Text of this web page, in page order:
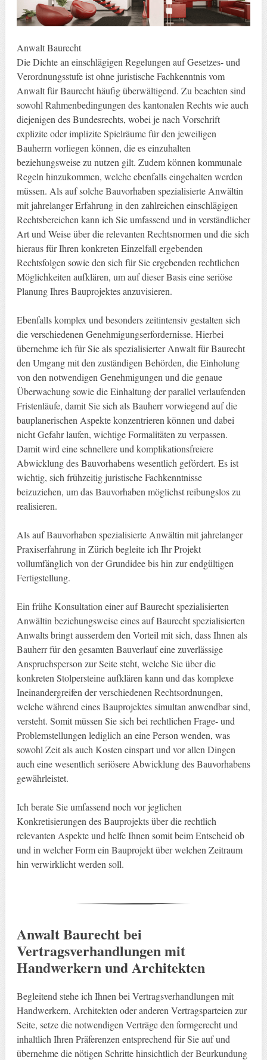
Anwalt Baurecht
Die Dichte an einschlägigen Regelungen auf Gesetzes- und
Verordnungsstufe ist ohne juristische Fachkenntnis vom
Anwalt für Baurecht häufig überwältigend. Zu beachten sind
sowohl Rahmenbedingungen des kantonalen Rechts wie auch
diejenigen des Bundesrechts, wobei je nach Vorschrift
explizite oder implizite Spielräume für den jeweiligen
Bauherrn vorliegen können, die es einzuhalten
beziehungsweise zu nutzen gilt. Zudem können kommunale
Regeln hinzukommen, welche ebenfalls eingehalten werden
müssen. Als auf solche Bauvorhaben spezialisierte Anwältin
mit jahrelanger Erfahrung in den zahlreichen einschlägigen
Rechtsbereichen kann ich Sie umfassend und in verständlicher
Art und Weise über die relevanten Rechtsnormen und die sich
hieraus für Ihren konkreten Einzelfall ergebenden
Rechtsfolgen sowie den sich für Sie ergebenden rechtlichen
Möglichkeiten aufklären, um auf dieser Basis eine seriöse
Planung Ihres Bauprojektes anzuvisieren.
Ebenfalls komplex und besonders zeitintensiv gestalten sich
die verschiedenen Genehmigungserfordernisse. Hierbei
übernehme ich für Sie als spezialisierter Anwalt für Baurecht
den Umgang mit den zuständigen Behörden, die Einholung
von den notwendigen Genehmigungen und die genaue
Überwachung sowie die Einhaltung der parallel verlaufenden
Fristenläufe, damit Sie sich als Bauherr vorwiegend auf die
bauplanerischen Aspekte konzentrieren können und dabei
nicht Gefahr laufen, wichtige Formalitäten zu verpassen.
Damit wird eine schnellere und komplikationsfreiere
Abwicklung des Bauvorhabens wesentlich gefördert. Es ist
wichtig, sich frühzeitig juristische Fachkenntnisse
beizuziehen, um das Bauvorhaben möglichst reibungslos zu
realisieren.
Als auf Bauvorhaben spezialisierte Anwältin mit jahrelanger
Praxiserfahrung in Zürich begleite ich Ihr Projekt
vollumfänglich von der Grundidee bis hin zur endgültigen
Fertigstellung.
Ein frühe Konsultation einer auf Baurecht spezialisierten
Anwältin beziehungsweise eines auf Baurecht spezialisierten
Anwalts bringt ausserdem den Vorteil mit sich, dass Ihnen als
Bauherr für den gesamten Bauverlauf eine zuverlässige
Anspruchsperson zur Seite steht, welche Sie über die
konkreten Stolpersteine aufklären kann und das komplexe
Ineinandergreifen der verschiedenen Rechtsordnungen,
welche während eines Bauprojektes simultan anwendbar sind,
versteht. Somit müssen Sie sich bei rechtlichen Frage- und
Problemstellungen lediglich an eine Person wenden, was
sowohl Zeit als auch Kosten einspart und vor allen Dingen
auch eine wesentlich seriösere Abwicklung des Bauvorhabens
gewährleistet.
Ich berate Sie umfassend noch vor jeglichen
Konkretisierungen des Bauprojekts über die rechtlich
relevanten Aspekte und helfe Ihnen somit beim Entscheid ob
und in welcher Form ein Bauprojekt über welchen Zeitraum
hin verwirklicht werden soll.
Anwalt Baurecht bei
Vertragsverhandlungen mit
Handwerkern und Architekten
Begleitend stehe ich Ihnen bei Vertragsverhandlungen mit
Handwerkern, Architekten oder anderen Vertragsparteien zur
Seite, setze die notwendigen Verträge den formgerecht und
inhaltlich Ihren Präferenzen entsprechend für Sie auf und
übernehme die nötigen Schritte hinsichtlich der Beurkundung